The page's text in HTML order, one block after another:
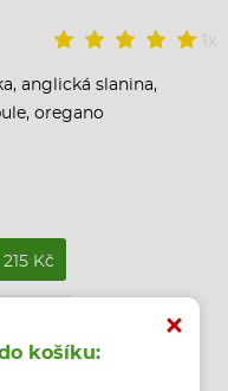
1x
anglická slanina,
oregano
215 Kč
košíku: